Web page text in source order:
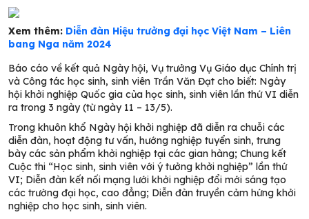
Xem thêm: Diễn đàn Hiệu trưởng đại học Việt Nam – Liên
bang Nga năm 2024
Báo cáo về kết quả Ngày hội, Vụ trưởng Vụ Giáo dục Chính trị
và Công tác học sinh, sinh viên Trần Văn Đạt cho biết: Ngày
hội khởi nghiệp Quốc gia của học sinh, sinh viên lần thứ VI diễn
ra trong 3 ngày (từ ngày 11 – 13/5).
Trong khuôn khổ Ngày hội khởi nghiệp đã diễn ra chuỗi các
diễn đàn, hoạt động tư vấn, hướng nghiệp tuyển sinh, trưng
bày các sản phẩm khởi nghiệp tại các gian hàng; Chung kết
Cuộc thi “Học sinh, sinh viên với ý tưởng khởi nghiệp” lần thứ
VI; Diễn đàn kết nối mạng lưới khởi nghiệp đổi mới sáng tạo
các trường đại học, cao đẳng; Diễn đàn truyền cảm hứng khởi
nghiệp cho học sinh, sinh viên.